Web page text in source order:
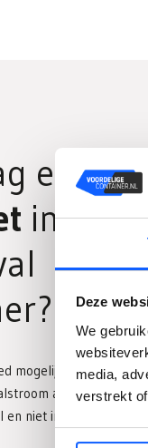
Deze
We
media,
verstrekt
er
in een
mogelijk te scheiden
aangegeven
niet in een bouwafval